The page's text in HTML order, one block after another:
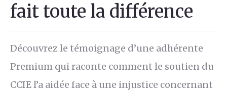
fait toute la différence
Découvrez le témoignage d’une adhérente
Premium qui raconte comment le soutien du
CCIE l’a aidée face à une injustice concernant